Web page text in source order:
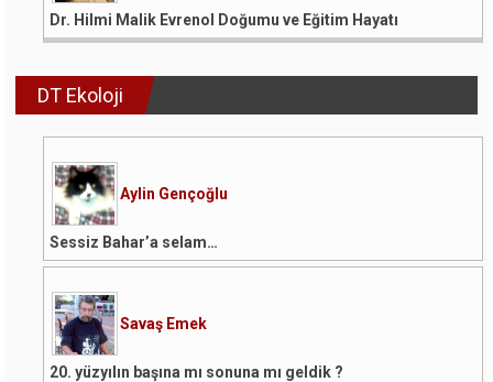
Dr. Hilmi Malik Evrenol Doğumu ve Eğitim Hayatı
DT Ekoloji
Aylin Gençoğlu
Sessiz Bahar’a selam…
Savaş Emek
20. yüzyılın başına mı sonuna mı geldik ?